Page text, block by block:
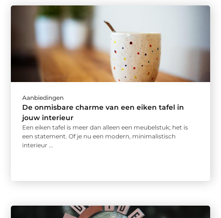
Aanbiedingen
De onmisbare charme van een eiken tafel in
jouw interieur
Een eiken tafel is meer dan alleen een meubelstuk; het is
een statement. Of je nu een modern, minimalistisch
interieur ...